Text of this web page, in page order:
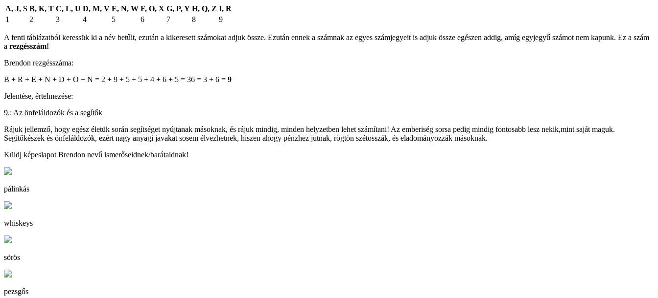
A, J, S B, K, T C, L, U D, M, V E, N, W F, O, X G, P, Y H, Q, Z I, R
1
2 3 4 5 6 7 8 9
A fenti táblázatból keressük ki a név betűit, ezután a kikeresett számokat adjuk össze. Ezután ennek a számnak az egyes számjegyeit is adjuk össze egészen addig, amíg egyjegyű számot nem kapunk. Ez a szám
a rezgésszám!
Brendon rezgésszáma:
B + R + E + N + D + O + N = 2 + 9 + 5 + 5 + 4 + 6 + 5 = 36 = 3 + 6 = 9
Jelentése, értelmezése:
9.: Az önfeláldozók és a segítők
Rájuk jellemző, hogy egész életük során segítséget nyújtanak másoknak, és rájuk mindig, minden helyzetben lehet számítani! Az emberiség sorsa pedig mindig fontosabb lesz nekik,mint saját maguk.
Segítőkészek és önfeláldozók, ezért nagy anyagi javakat sosem élvezhetnek, hiszen ahogy pénzhez jutnak, rögtön szétosszák, és eladományozzák másoknak.
Küldj képeslapot Brendon nevű ismerőseidnek/barátaidnak!
pálinkás
whiskeys
sörös
pezsgős